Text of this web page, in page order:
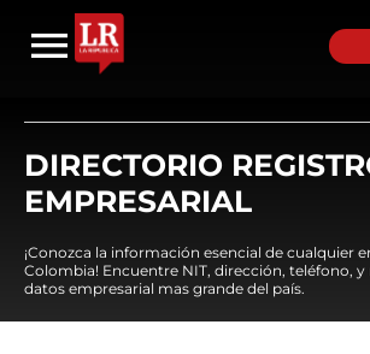
DIRECTORIO
EMPRESARIAL
¡Conozca la información esencial de cualquier
Colombia! Encuentre NIT, dirección, teléfono, y
datos empresarial mas grande del país.